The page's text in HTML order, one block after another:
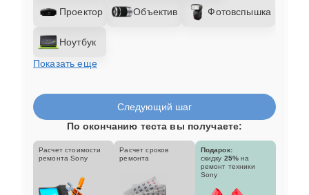
Проектор Объектив Фотовспышка
Ноутбук
Показать еще
Следующий шаг
По окончанию теста вы получаете:
Расчет стоимости
ремонта Sony
Расчет сроков
ремонта
Подарок:
скидку 25% на
ремонт техники
Sony